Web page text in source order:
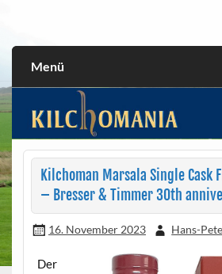
Menü
Kilchoman Marsala Single Cask
– Bresser & Timmer 30th
16. November 2023 Hans-
Der